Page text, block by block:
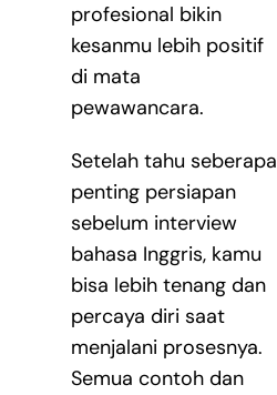
profesional bikin
kesanmu lebih positif
di mata
pewawancara.
Setelah tahu seberapa
penting persiapan
sebelum interview
bahasa Inggris, kamu
bisa lebih tenang dan
percaya diri saat
menjalani prosesnya.
Semua contoh dan